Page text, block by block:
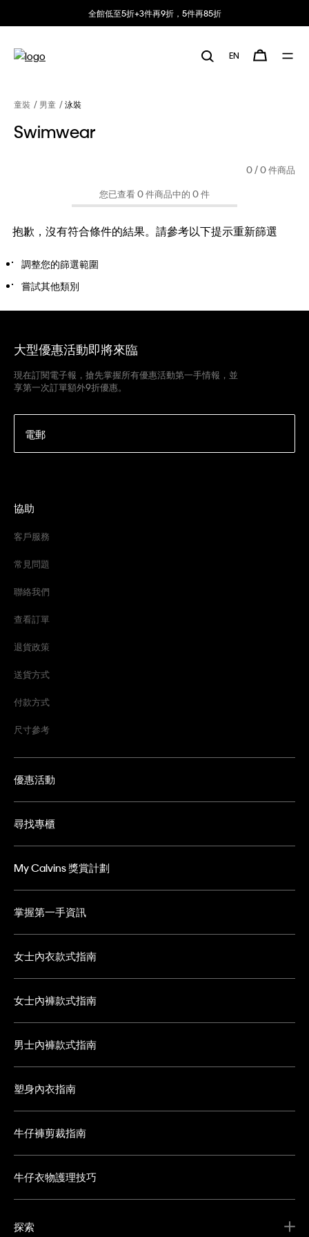
全館低至5折+3件再9折，5件再85折
EN
童裝 男童 泳裝
Swimwear
0 / 0 件商品
您已查看 0 件商品中的 0 件
抱歉，沒有符合條件的結果。請參考以下提示重新篩選
調整您的篩選範圍
嘗試其他類別
大型優惠活動即將來臨
現在訂閱電子報，搶先掌握所有優惠活動第一手情報，並
享第一次訂單額外9折優惠。
電郵
協助
客戶服務
常見問題
聯絡我們
查看訂單
退貨政策
送貨方式
付款方式
尺寸參考
優惠活動
尋找專櫃
My Calvins 獎賞計劃
掌握第一手資訊
女士內衣款式指南
女士內褲款式指南
男士內褲款式指南
塑身內衣指南
牛仔褲剪裁指南
牛仔衣物護理技巧
探索